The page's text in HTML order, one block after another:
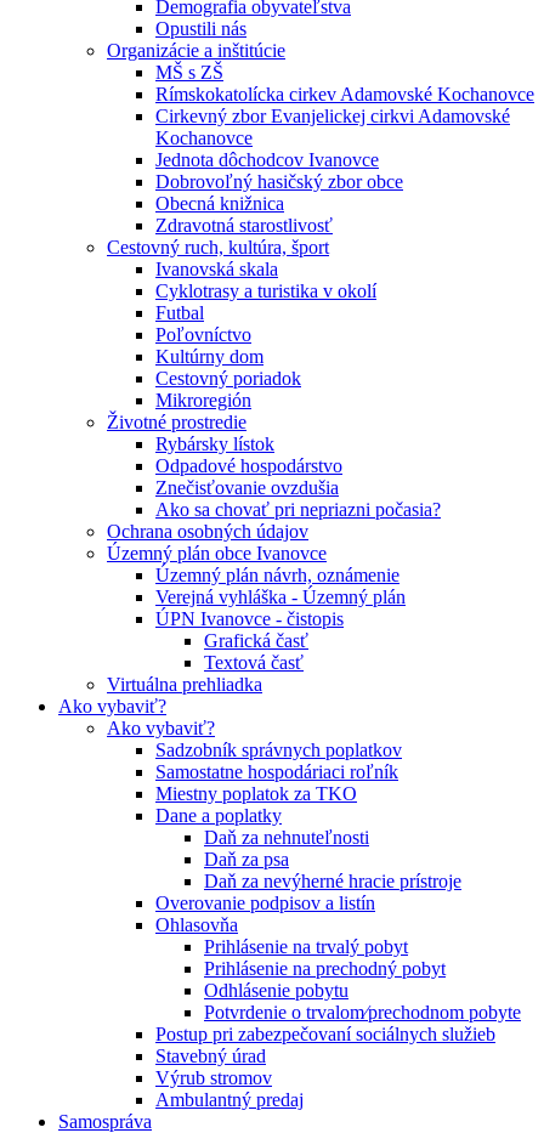
Demografia obyvateľstva
Opustili nás
Organizácie a inštitúcie
MŠ s ZŠ
Rímskokatolícka cirkev Adamovské Kochanovce
Cirkevný zbor Evanjelickej cirkvi Adamovské
Kochanovce
Jednota dôchodcov Ivanovce
Dobrovoľný hasičský zbor obce
Obecná knižnica
Zdravotná starostlivosť
Cestovný ruch, kultúra, šport
Ivanovská skala
Cyklotrasy a turistika v okolí
Futbal
Poľovníctvo
Kultúrny dom
Cestovný poriadok
Mikroregión
Životné prostredie
Rybársky lístok
Odpadové hospodárstvo
Znečisťovanie ovzdušia
Ako sa chovať pri nepriazni počasia?
Ochrana osobných údajov
Územný plán obce Ivanovce
Územný plán návrh, oznámenie
Verejná vyhláška - Územný plán
ÚPN Ivanovce - čistopis
Grafická časť
Textová časť
Virtuálna prehliadka
Ako vybaviť?
Ako vybaviť?
Sadzobník správnych poplatkov
Samostatne hospodáriaci roľník
Miestny poplatok za TKO
Dane a poplatky
Daň za nehnuteľnosti
Daň za psa
Daň za nevýherné hracie prístroje
Overovanie podpisov a listín
Ohlasovňa
Prihlásenie na trvalý pobyt
Prihlásenie na prechodný pobyt
Odhlásenie pobytu
Potvrdenie o trvalom⁄prechodnom pobyte
Postup pri zabezpečovaní sociálnych služieb
Stavebný úrad
Výrub stromov
Ambulantný predaj
Samospráva